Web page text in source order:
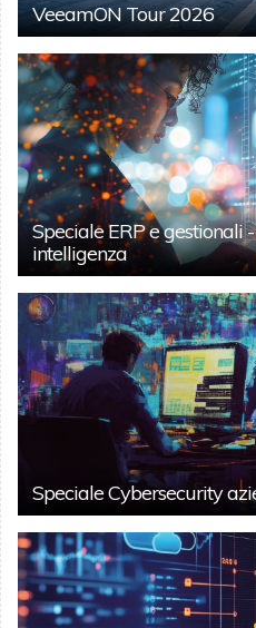
VeeamON Tour 2026
Speciale ERP e gestionali
intelligenza
Speciale Cybersecurity